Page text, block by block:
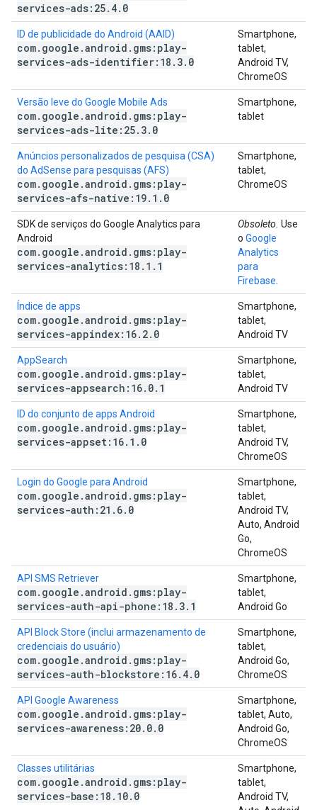
services-ads:25. 4. 0
ID de publicidade do Android (AAID)
com. google .android . gms:play-
services-ads-identifier:18 . 3. 0
Smartphone,
tablet,
Android TV,
ChromeOS
Versão leve do Google Mobile Ads
com. google .android . gms:play-
services-ads-lite:25. 3. 0
Smartphone,
tablet
Anúncios personalizados de pesquisa (CSA)
do AdSense para pesquisas (AFS)
com. google .android . gms:play-
services-afs-native:19. 1 . 0
Smartphone,
tablet,
ChromeOS
SDK de serviços do Google Analytics para
Android
com. google .android . gms:play-
services-analytics:18 . 1 . 1
Obsoleto. Use
o Google
Analytics
para
Firebase
Índice de apps
com. google .android . gms:play-
services-appindex:16. 2. 0
Smartphone,
tablet,
Android TV
AppSearch
com. google .android . gms:play-
services-appsearch:16. 0. 1
Smartphone,
tablet,
Android TV
ID do conjunto de apps Android
com. google .android . gms:play-
services-appset:16. 1 . 0
Smartphone,
tablet,
Android TV,
ChromeOS
Login do Google para Android
com. google .android . gms:play-
services-auth:21 . 6. 0
Smartphone,
tablet,
Android TV,
Auto, Android
Go,
ChromeOS
API SMS Retriever
com. google .android . gms:play-
services-auth-api-phone:18 . 3. 1
Smartphone,
tablet,
Android Go
API Block Store (inclui armazenamento de
credenciais do usuário)
com. google .android . gms:play-
services-auth-blockstore:16. 4. 0
Smartphone,
tablet,
Android Go,
ChromeOS
API Google Awareness
com. google .android . gms:play-
services-awareness:20. 0. 0
Smartphone,
tablet, Auto,
Android Go,
ChromeOS
Classes utilitárias
com. google .android . gms:play-
services-base:18 . 10. 0
Smartphone,
tablet,
Android TV,